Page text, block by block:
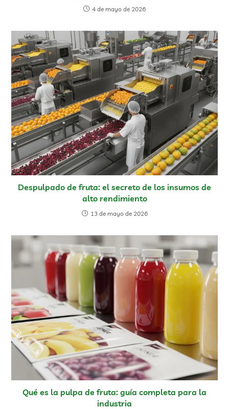
4 de mayo de 2026
Despulpado de fruta: el secreto de los insumos de
alto rendimiento
13 de mayo de 2026
Qué es la pulpa de fruta: guía completa para la
industria